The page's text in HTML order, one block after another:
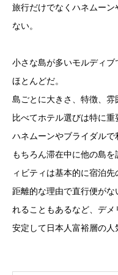
旅行だけでなくハネムーン
ない。
小さな島が多いモルディ
ほとんどだ。
島ごとに大きさ、特徴、
比べてホテル選びは特に重
ハネムーンやブライダルで
もちろん滞在中に他の島
ィビティは基本的に宿泊先
距離的な理由で直行便が
れることもあるなど、デ
安定して日本人富裕層の人